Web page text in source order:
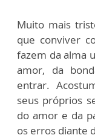
Muito mais
que conviver
fazem da alma
amor, da
entrar.
seus próprios
do amor e da
os erros diante